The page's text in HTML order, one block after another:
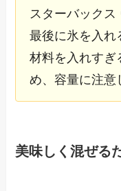
スターバックス
最後に氷を入れ
材料を入れすぎ
め、容量に注意
美味しく混ぜる